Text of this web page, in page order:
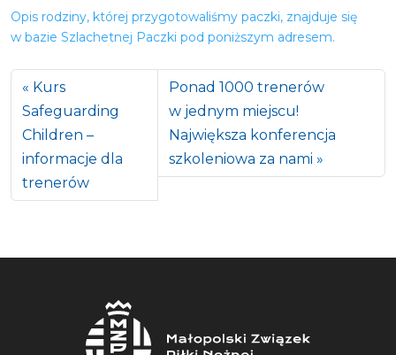
Opis rodziny, której przygotowaliśmy paczki, znajduje się
w bazie Szlachetnej Paczki pod poniższym adresem.
Kurs
Safeguarding
Children –
informacje dla
trenerów
Ponad 1000 trenerów
w jednym miejscu!
Największa konferencja
szkoleniowa za nami